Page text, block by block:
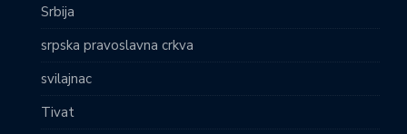
Srbija
srpska pravoslavna crkva
svilajnac
Tivat